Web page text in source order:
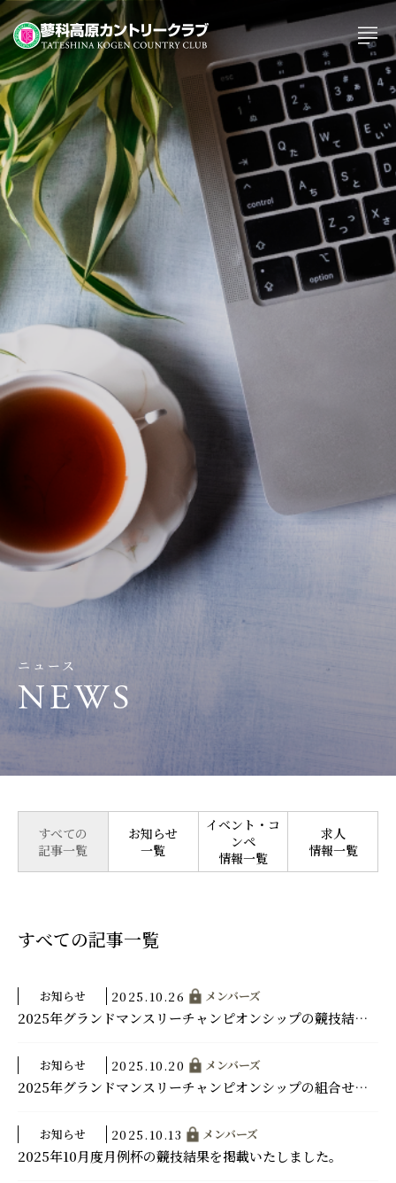
ニュース
NEWS
すべての
記事一覧
お知らせ
一覧
イベント・コ
ンペ
情報一覧
求人
情報一覧
すべての記事一覧
お知らせ 2025.10.26 メンバーズ
2025年グランドマンスリーチャンピオンシップの競技結果を掲載いたしました。
お知らせ 2025.10.20 メンバーズ
2025年グランドマンスリーチャンピオンシップの組合せを掲載いたしました。
お知らせ 2025.10.13 メンバーズ
2025年10月度月例杯の競技結果を掲載いたしました。